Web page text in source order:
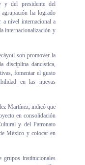
y del presidente del
ha logrado
a nivel internacional a
internacionalización y
son promover la
disciplina dancística,
fomentar el gusto
en las nuevas
Martínez, indicó que
en consolidación
y del Patronato
México y colocar en
grupos institucionales